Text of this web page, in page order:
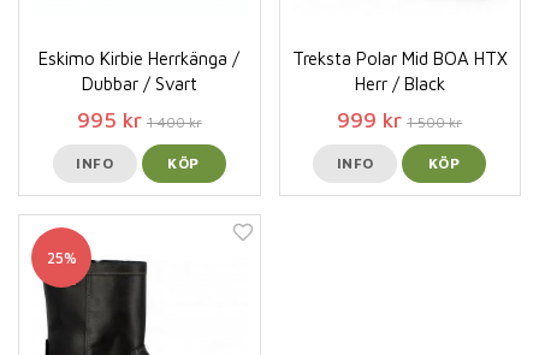
Eskimo Kirbie Herrkänga /
Dubbar / Svart
995 kr 1 400 kr
INFO KÖP
Treksta Polar Mid BOA HTX
Herr / Black
999 kr 1 500 kr
INFO KÖP
25%